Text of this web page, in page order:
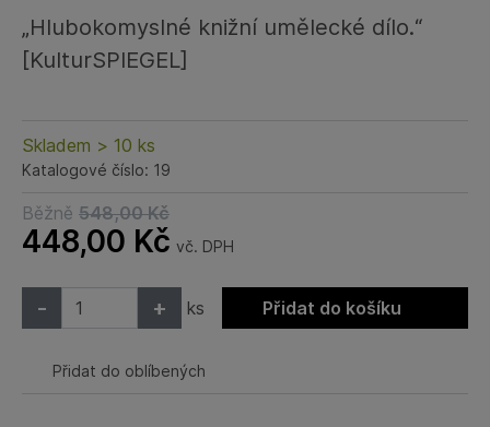
„Hlubokomyslné knižní umělecké dílo.“
[KulturSPIEGEL]
Skladem > 10 ks
Katalogové číslo: 19
Běžně 548,00 Kč
448,00 Kč vč. DPH
- + ks Přidat do košíku
Přidat do oblíbených